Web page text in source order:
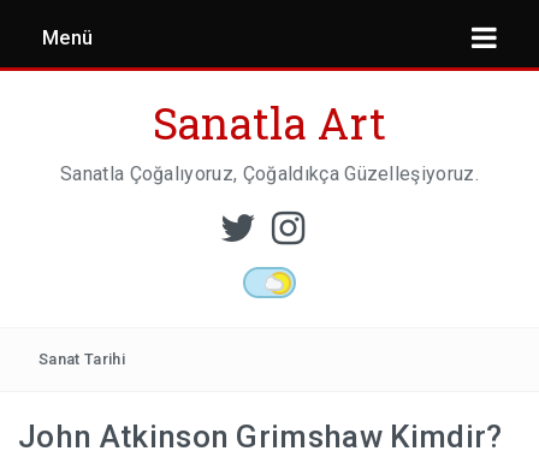
Menü
MIMARI
Sanatla Art
Sanatla Çoğalıyoruz, Çoğaldıkça Güzelleşiyoruz.
Sanat Tarihi
John Atkinson Grimshaw Kimdir?